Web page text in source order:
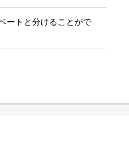
ートと分けることがで